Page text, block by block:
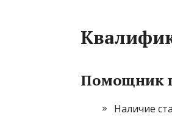
Помощник
Наличие